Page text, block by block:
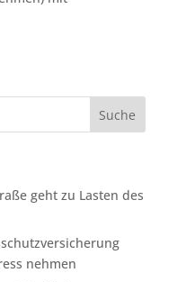
geht zu Lasten des
nehmen